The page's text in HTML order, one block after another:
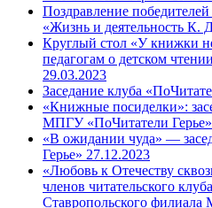
Поздравление
«Жизнь и деятельность К.
Круглый стол «У книжки
педагогам о детском
29.03.2023
Заседание клуба
«Книжные посиделки»:
МПГУ «ПоЧитатели Герье»
«В ожидании чуда» —
Герье» 27.12.2023
«Любовь к Отечеству
членов читательского
Ставропольского